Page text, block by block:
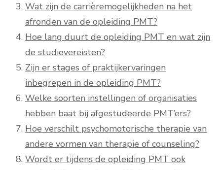
Wat zijn de carrièremogelijkheden na het
afronden van de opleiding PMT?
Hoe lang duurt de opleiding PMT en wat zijn
de studievereisten?
Zijn er stages of praktijkervaringen
inbegrepen in de opleiding PMT?
Welke soorten instellingen of organisaties
hebben baat bij afgestudeerde PMT’ers?
Hoe verschilt psychomotorische therapie van
andere vormen van therapie of counseling?
Wordt er tijdens de opleiding PMT ook